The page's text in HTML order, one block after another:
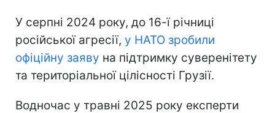
У серпні 2024 року, до 16-ї річниці
російської агресії, у НАТО зробили
офіційну заяву на підтримку суверенітету
та територіальної цілісності Грузії.
Водночас у травні 2025 року експерти